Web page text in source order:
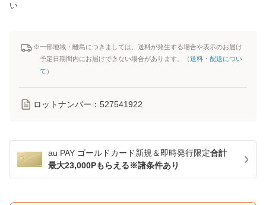
い
※一部地域・離島につきましては、送料が発生する場合や表示のお届け
予定日期間内にお届けできない場合があります。（送料・配送につい
て ）
ロットナンバー： 527541922
au PAY ゴールドカード新規＆即時発行限定合計
最大23,000Pもらえる※諸条件あり